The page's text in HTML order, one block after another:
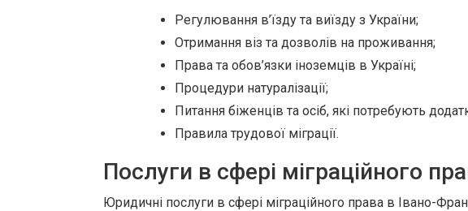
Регулювання в’їзду та виїзду з України;
Отримання віз та дозволів на проживання;
Права та обов’язки іноземців в Україні;
Процедури натуралізації;
Питання біженців та осіб, які потребують
Правила трудової міграції.
Послуги в сфері міграційного
Юридичні послуги в сфері міграційного права в Івано-